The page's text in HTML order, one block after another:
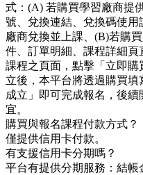
式：(A) 若購買學習廠商提
號、兌換連結、兌換碼使
廠商兌換並上課、(B)若購
件、訂單明細、課程詳細頁
課程之頁面，點擊「立即
立後，本平台將透過購買
成立」即可完成報名，後
宜。
購買與報名課程付款方式？
僅提供信用卡付款。
有支援信用卡分期嗎？
平台有提供分期服務：結帳